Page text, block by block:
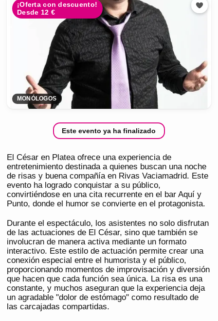
¡Oferta con descuento!
Desde 12 €
MONÓLOGOS
Este evento ya ha finalizado
El César en Platea ofrece una experiencia de
entretenimiento destinada a quienes buscan una noche
de risas y buena compañía en Rivas Vaciamadrid. Este
evento ha logrado conquistar a su público,
convirtiéndose en una cita recurrente en el bar Aquí y
Punto, donde el humor se convierte en el protagonista.
Durante el espectáculo, los asistentes no solo disfrutan
de las actuaciones de El César, sino que también se
involucran de manera activa mediante un formato
interactivo. Este estilo de actuación permite crear una
conexión especial entre el humorista y el público,
proporcionando momentos de improvisación y diversión
que hacen que cada función sea única. La risa es una
constante, y muchos aseguran que la experiencia deja
un agradable "dolor de estómago" como resultado de
las carcajadas compartidas.